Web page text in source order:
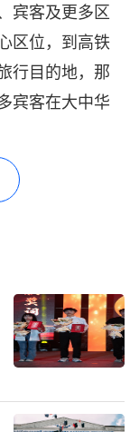
宾客及更多区
区位，到高铁
行目的地，那
宾客在大中华